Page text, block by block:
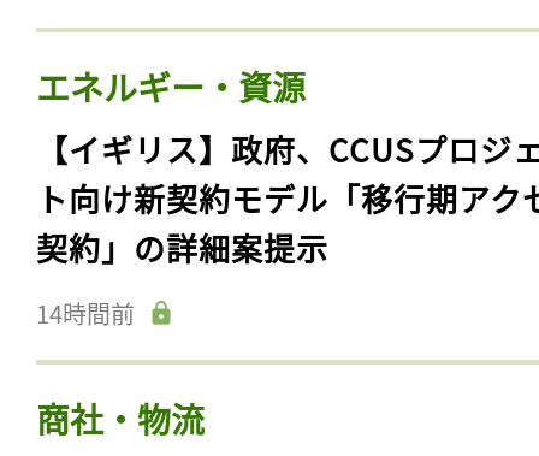
エネルギー・資源
【イギリス】政府、CCUSプロジ
ト向け新契約モデル「移行期アク
契約」の詳細案提示
14時間前
商社・物流